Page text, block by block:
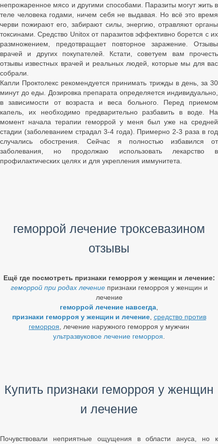
непрожаренное мясо и другими способами. Паразиты могут жить в
теле человека годами, ничем себя не выдавая. Но всё это время
черви пожирают его, забирают силы, энергию, отравляют органы
токсинами. Средство Unitox от паразитов эффективно борется с их
размножением, предотвращает повторное заражение. Отзывы
врачей и других покупателей. Кстати, советуем вам прочесть
отзывы известных врачей и реальных людей, которые мы для вас
собрали.
Капли Проктолекс рекомендуется принимать трижды в день, за 30
минут до еды. Дозировка препарата определяется индивидуально,
в зависимости от возраста и веса больного. Перед приемом
капель, их необходимо предварительно разбавить в воде. На
момент начала терапии геморрой у меня был уже на средней
стадии (заболеванием страдал 3-4 года). Примерно 2-3 раза в год
случались обострения. Сейчас я полностью избавился от
заболевания, но продолжаю использовать лекарство в
профилактических целях и для укрепления иммунитета.
геморрой лечение троксевазином
отзывы
Ещё где посмотреть признаки геморроя у женщин и лечение:
геморрой при родах лечениепризнаки геморроя у женщин и
лечение
геморрой лечение навсегда,
признаки геморроя у женщин и лечение, средство против
геморроя, лечение наружного геморроя у мужчин
ультразвуковое лечение геморроя.
Купить признаки геморроя у женщин
и лечение
Почувствовали неприятные ощущения в области ануса, но к